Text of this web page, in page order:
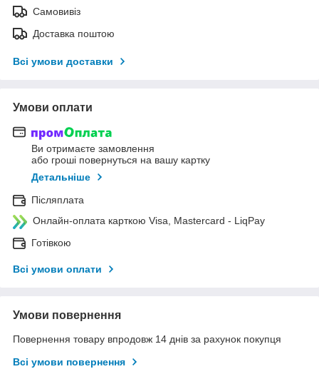
Самовивіз
Доставка поштою
Всі умови доставки
Умови оплати
Ви отримаєте замовлення
або гроші повернуться на вашу картку
Детальніше
Післяплата
Онлайн-оплата карткою Visa, Mastercard - LiqPay
Готівкою
Всі умови оплати
Умови повернення
Повернення товару впродовж 14 днів за рахунок покупця
Всі умови повернення